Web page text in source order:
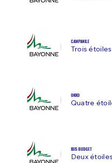
CAMPANILE
Trois étoiles
OKKO
Quatre
IBIS BUDGET
Deux étoiles